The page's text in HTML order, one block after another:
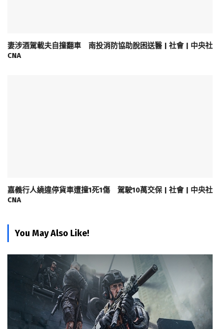
妻涉酒駕載夫自撞翻車 南投消防協助脫困送醫 | 社會 | 中央社
CNA
嘉義行人繞違停貨車遭撞1死1傷 駕駛10萬交保 | 社會 | 中央社
CNA
You May Also Like!